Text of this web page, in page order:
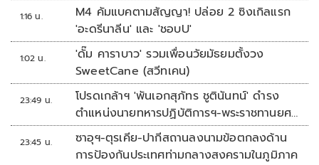
1:16 น.
M4 คัมแบคตามสัญญา! ปล่อย 2 ซิงเกิลแรก
'อะดรีนาลีน' และ 'ชอบU'
1:02 น.
'ดั๊ม คาราบาว' รวมเพื่อนวัยมัธยมตั้งวง
SweetCane (สวีทเคน)
23:49 น.
โปรดเกล้าฯ 'พันเอกสุภัทร ชูตินันทน์' ดำรง
ตำแหน่งนายทหารปฏิบัติการฯ-พระราชทานยศ
'พลตรี'
23:45 น.
ซาอุฯ-ตุรเคีย-ปากีสถานลงนามข้อตกลงด้าน
การป้องกันประเทศท่ามกลางสงครามในภูมิภาค